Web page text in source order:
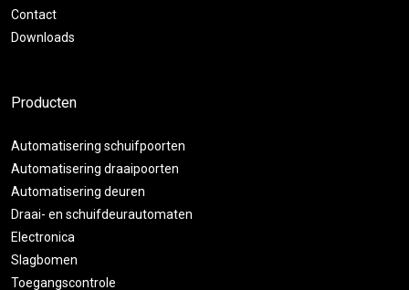
Contact
Downloads
Producten
Automatisering schuifpoorten
Automatisering draaipoorten
Automatisering deuren
Draai- en schuifdeurautomaten
Electronica
Slagbomen
Toegangscontrole